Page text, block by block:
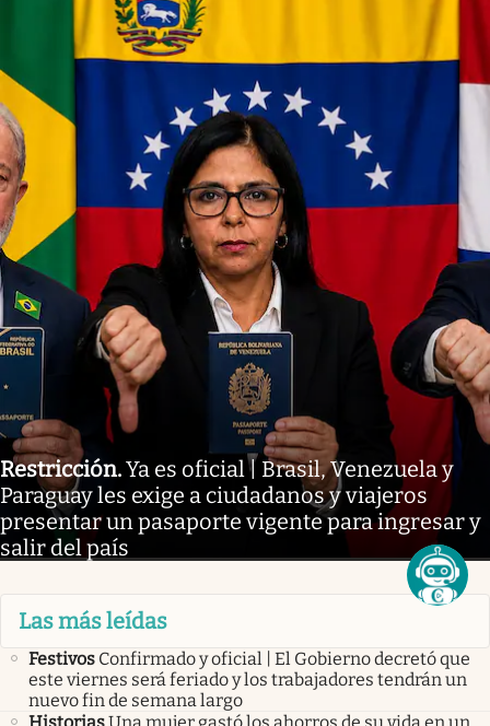
Restricción.Ya es oficial | Brasil, Venezuela y
Paraguay les exige a ciudadanos y viajeros
presentar un pasaporte vigente para ingresar y
salir del país
Las más leídas
Festivos Confirmado y oficial | El Gobierno decretó que
este viernes será feriado y los trabajadores tendrán un
nuevo fin de semana largo